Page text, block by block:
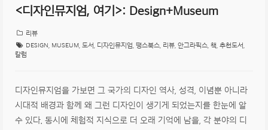
<디자인뮤지엄, 여기>: Design+Museum
리뷰
DESIGN
MUSEUM 도서 디자인뮤지엄 땡스북스 리뷰 안그라픽스 책 추천도서
칼럼
디자인뮤지엄을 가보면 그 국가의 디자인 역사, 성격, 이념뿐 아니라
시대적 배경과 함께 왜 그런 디자인이 생기게 되었는지를 한눈에 알
수 있다. 동시에 체험적 지식으로 더 오래 기억에 남을, 각 분야의 디